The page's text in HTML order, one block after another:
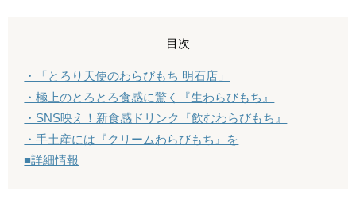
目次
・「とろり天使のわらびもち 明石店」
・極上のとろとろ食感に驚く『生わらびもち』
・SNS映え！新食感ドリンク『飲むわらびもち』
・手土産には『クリームわらびもち』を
■詳細情報